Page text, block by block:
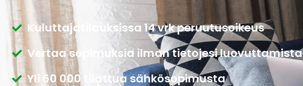
Kuluttajatilauksissa 14 vrk peruutusoikeus
Vertaa sopimuksia ilman tietojesi luovuttamista
Yli 60 000 tilattua sähkösopimusta